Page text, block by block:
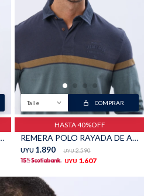
ALGODÓN - Verde
Talle COMPRAR
HASTA 40%OFF
REMERA POLO RAYADA DE ALGODON - Azul
UYU 1.890 UYU 2.590
UYU 1.607